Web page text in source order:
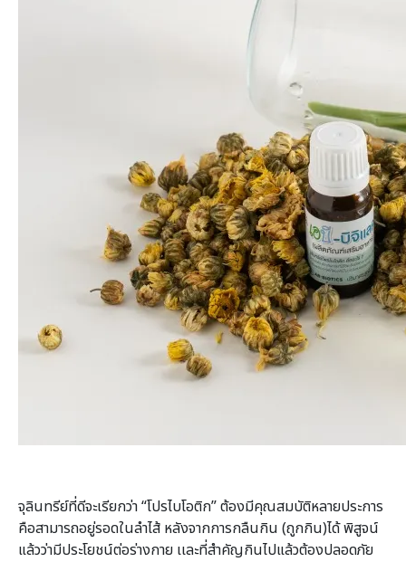
จุลินทรีย์ที่ดีจะเรียกว่า “โปรไบโอติก” ต้องมีคุณสมบัติหลายประการ
คือสามารถอยู่รอดในลำไส้ หลังจากการกลืนกิน (ถูกกิน)ได้ พิสูจน์
แล้วว่ามีประโยชน์ต่อร่างกาย เเละที่สำคัญกินไปแล้วต้องปลอดภัย